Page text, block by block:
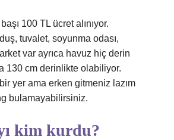
100 TL ücret alınıyor.
tuvalet, soyunma odası,
var ayrıca havuz hiç derin
130 cm derinlikte olabiliyor.
yer ama erken gitmeniz lazım
bulamayabilirsiniz.
kim kurdu?